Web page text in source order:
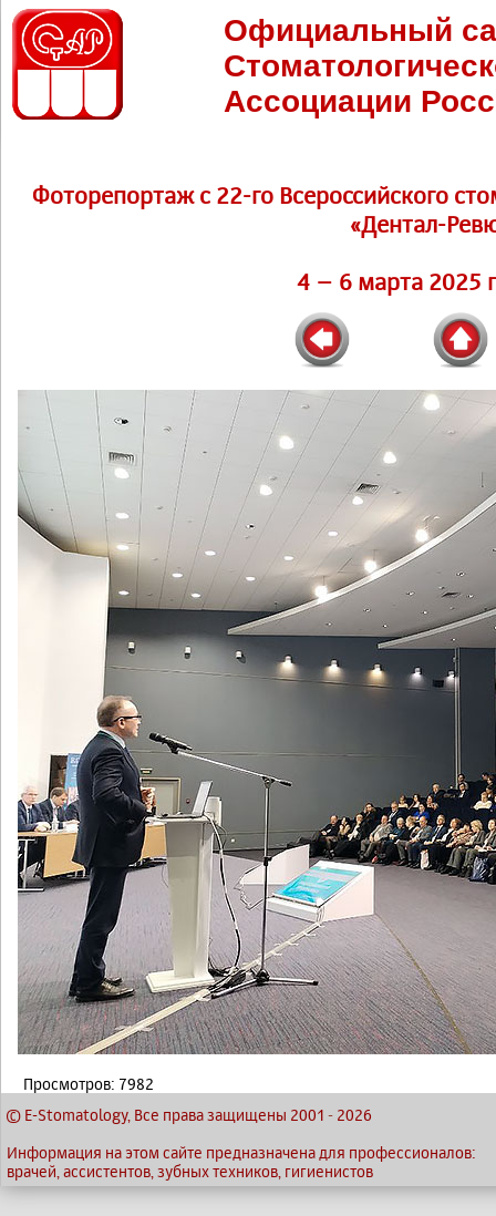
Официальный
Ассоциации
Фоторепортаж c 22-го Всероссийского
«Дентал-
4 – 6 марта 2025
Просмотров: 7982
© E-Stomatology, Все права защищены 2001 - 2026
Информация на этом сайте предназначена для профессионалов:
врачей, ассистентов, зубных техников, гигиенистов